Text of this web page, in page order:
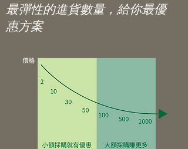
最彈性的進貨數量，給你最優
惠方案